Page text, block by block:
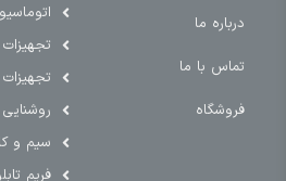
درباره ما
تماس با ما
فروشگاه
روشنایی
سیم و
فریم